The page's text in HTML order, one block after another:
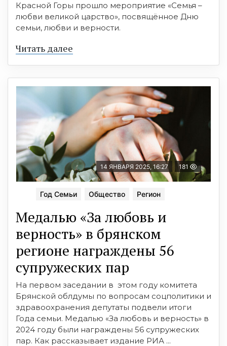
Красной Горы прошло мероприятие «Семья –
любви великой царство», посвящённое Дню
семьи, любви и верности.
Читать далее
14 ЯНВАРЯ 2025, 16:27 181
Год Семьи Общество Регион
Медалью «За любовь и
верность» в брянском
регионе награждены 56
супружеских пар
На первом заседании в этом году комитета
Брянской облдумы по вопросам соцполитики и
здравоохранения депутаты подвели итоги
Года семьи. Медалью «За любовь и верность» в
2024 году были награждены 56 супружеских
пар. Как рассказывает издание РИА ...